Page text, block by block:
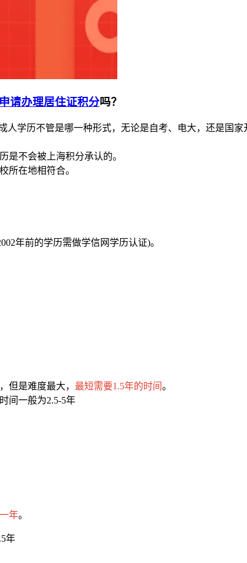
请办理居住证积分吗？
人学历不管是哪一种形式，无论是自考、电大，还是国
是不会被上海积分承认的。
所在地相符合。
年前的学历需做学信网学历认证)。
但是难度最大， 最短需要1.5年的时间。
间一般为2.5-5年
年。
年